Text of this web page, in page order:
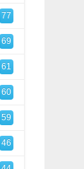
77
69
61
60
59
46